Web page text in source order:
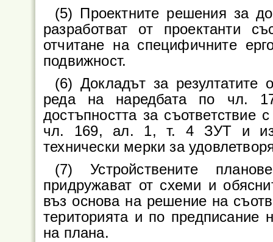
(5) Проектните решения за
разработват от проектанти
отчитане на специфичните
подвижност.
(6) Докладът за резултатите
реда на наредбата по чл.
достъпността за съответствие
чл. 169, ал. 1, т. 4 ЗУТ и
технически мерки за
(7) Устройствените
придружават от схеми и
въз основа на решение на
територията и по предписание
на плана.